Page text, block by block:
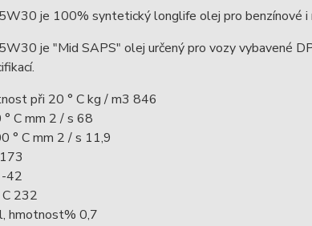
je 100% syntetický longlife olej pro benzínové i
je "Mid SAPS" olej určený pro vozy vybavené
při 20 ° C kg / m3 846
C mm 2 / s 68
° C mm 2 / s 11,9
-42
232
hmotnost% 0,7